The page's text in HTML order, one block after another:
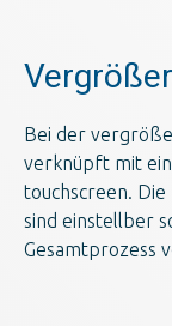
Bei der
verknüpft mit
touchscreen.
sind einstellber
Gesamtprozess